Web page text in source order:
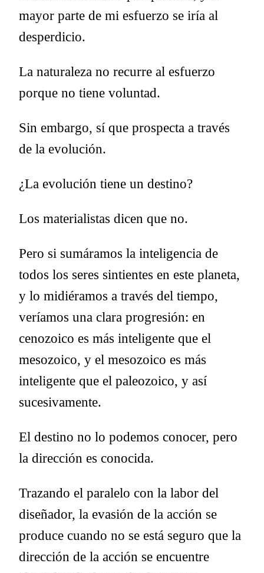
mayor parte de mi esfuerzo se iría al
desperdicio.
La naturaleza no recurre al esfuerzo
porque no tiene voluntad.
Sin embargo, sí que prospecta a través
de la evolución.
¿La evolución tiene un destino?
Los materialistas dicen que no.
Pero si sumáramos la inteligencia de
todos los seres sintientes en este planeta,
y lo midiéramos a través del tiempo,
veríamos una clara progresión: en
cenozoico es más inteligente que el
mesozoico, y el mesozoico es más
inteligente que el paleozoico, y así
sucesivamente.
El destino no lo podemos conocer, pero
la dirección es conocida.
Trazando el paralelo con la labor del
diseñador, la evasión de la acción se
produce cuando no se está seguro que la
dirección de la acción se encuentre